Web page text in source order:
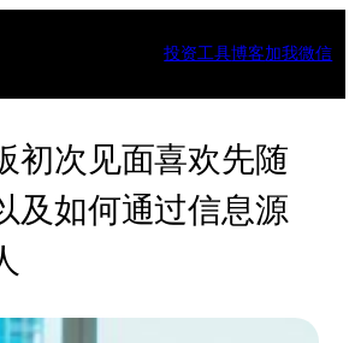
投资工具博客加我微信
初次见面喜欢先随
及如何通过信息源